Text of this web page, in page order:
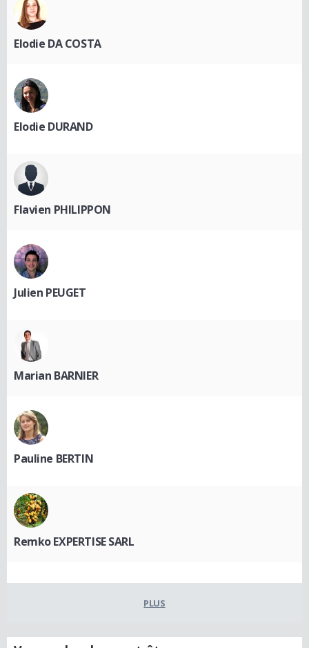
Elodie DA COSTA
Elodie DURAND
Flavien PHILIPPON
Julien PEUGET
Marian BARNIER
Pauline BERTIN
Remko EXPERTISE SARL
PLUS